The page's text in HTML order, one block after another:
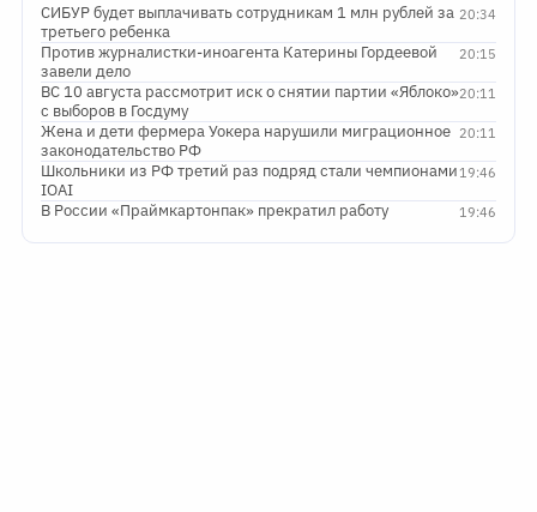
20:34
СИБУР будет выплачивать сотрудникам 1 млн рублей за
третьего ребенка
20:15
Против журналистки-иноагента Катерины Гордеевой
завели дело
20:11
ВС 10 августа рассмотрит иск о снятии партии «Яблоко»
с выборов в Госдуму
20:11
Жена и дети фермера Уокера нарушили миграционное
законодательство РФ
19:46
Школьники из РФ третий раз подряд стали чемпионами
IOAI
19:46
В России «Праймкартонпак» прекратил работу